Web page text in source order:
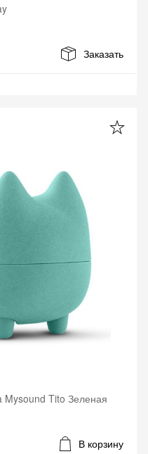
Заказать
Mysound Tito Зеленая
В корзину